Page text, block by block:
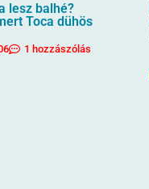
lesz balhé?
Toca dühös
1 hozzászólás